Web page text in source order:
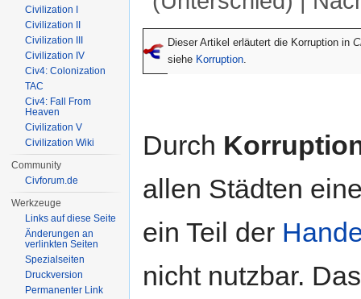
Dieser Artikel erläutert die Korruption in
siehe Korruption.
Durch
allen Städten
ein Teil der
nicht nutzbar.
Civilization I
Civilization II
Civilization III
Civilization IV
Civ4: Colonization
TAC
Civ4: Fall From
Heaven
Civilization V
Civilization Wiki
Community
Civforum.de
Werkzeuge
Links auf diese Seite
Änderungen an
verlinkten Seiten
Spezialseiten
Druckversion
Permanenter Link